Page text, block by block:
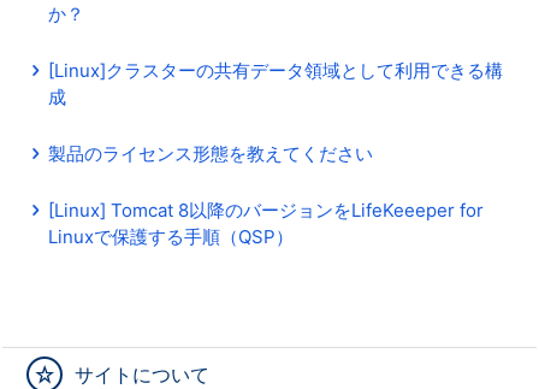
サイトについて
か？
[Linux]クラスターの共有データ領域として利用できる構
成
製品のライセンス形態を教えてください
[Linux] Tomcat 8以降のバージョンをLifeKeeeper for
Linuxで保護する手順（QSP）